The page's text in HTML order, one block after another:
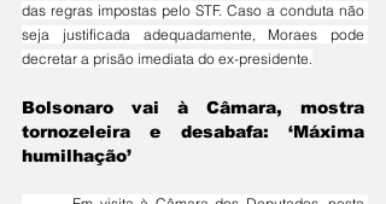
das regras impostas pelo STF. Caso a conduta não
seja justificada adequadamente, Moraes pode
decretar a prisão imediata do ex-presidente.
Bolsonaro vai à Câmara, mostra
tornozeleira e desabafa: ‘Máxima
humilhação’